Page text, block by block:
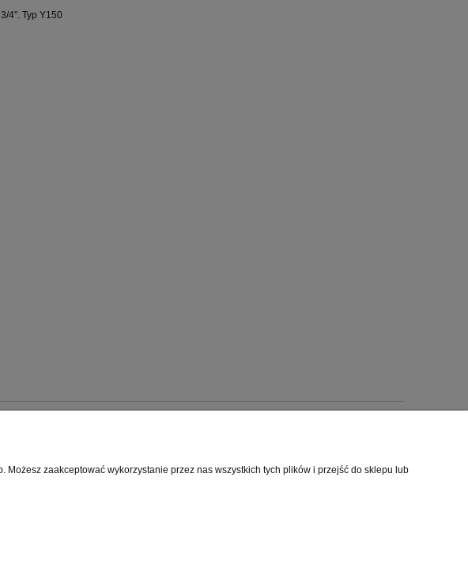
4". Typ Y150
zaakceptować wykorzystanie przez nas wszystkich tych plików i przejść do sklepu lub